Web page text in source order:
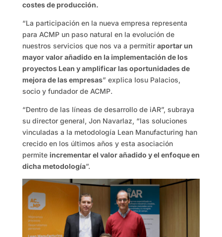
costes de producción.
“La participación en la nueva empresa representa
para ACMP un paso natural en la evolución de
nuestros servicios que nos va a permitir aportar un
mayor valor añadido en la implementación de los
proyectos Lean y amplificar las oportunidades de
mejora de las empresas” explica Iosu Palacios,
socio y fundador de ACMP.
“Dentro de las líneas de desarrollo de iAR”, subraya
su director general, Jon Navarlaz, “las soluciones
vinculadas a la metodología Lean Manufacturing han
crecido en los últimos años y esta asociación
permite incrementar el valor añadido y el enfoque en
dicha metodología”.